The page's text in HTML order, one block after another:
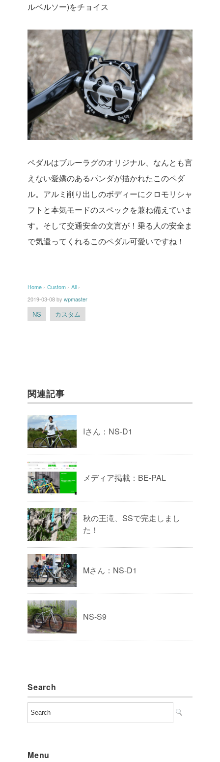
ルベルソー)をチョイス
ペダルはブルーラグのオリジナル、なんとも言
えない愛嬌のあるパンダが描かれたこのペダ
ル。アルミ削り出しのボディーにクロモリシャ
フトと本気モードのスペックを兼ね備えていま
す。そして交通安全の文言が！乗る人の安全ま
で気遣ってくれるこのペダル可愛いですね！
Home › Custom › All ›
2019-03-08by wpmaster
NS カスタム
関連記事
Iさん：NS-D1
メディア掲載：BE-PAL
秋の王滝、SSで完走しまし
た！
Mさん：NS-D1
NS-S9
Search
Menu